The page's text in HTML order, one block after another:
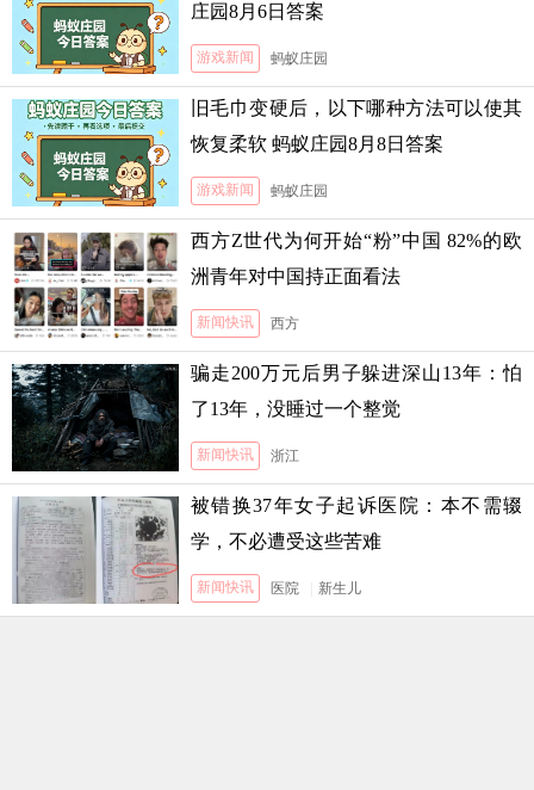
庄园8月6日答案
游戏新闻 蚂蚁庄园
旧毛巾变硬后，以下哪种方法可以使其
恢复柔软 蚂蚁庄园8月8日答案
游戏新闻 蚂蚁庄园
西方Z世代为何开始“粉”中国 82%的欧
洲青年对中国持正面看法
新闻快讯 西方
骗走200万元后男子躲进深山13年：怕
了13年，没睡过一个整觉
新闻快讯 浙江
被错换37年女子起诉医院：本不需辍
学，不必遭受这些苦难
新闻快讯 医院 新生儿